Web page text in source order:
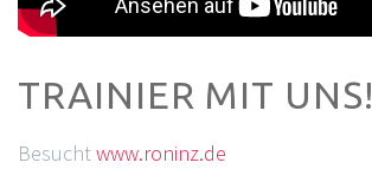
TRAINIER MIT UNS!
Besuchtwww.roninz.de